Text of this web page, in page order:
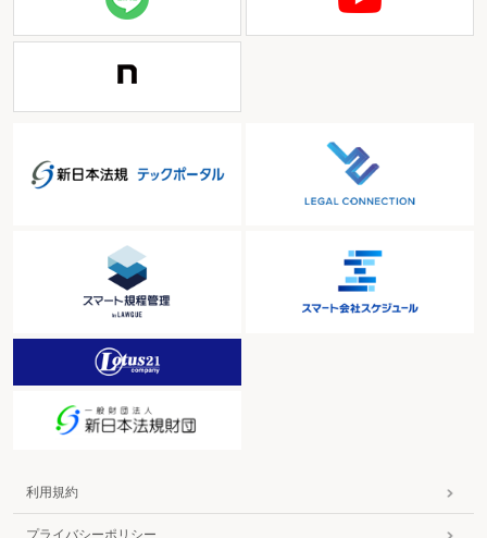
利用規約
プライバシーポリシー